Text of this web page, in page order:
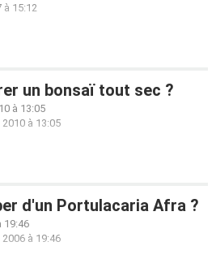
à 15:12
un bonsaï tout sec ?
à 13:05
à 13:05
d'un Portulacaria Afra ?
19:46
2006 à 19:46